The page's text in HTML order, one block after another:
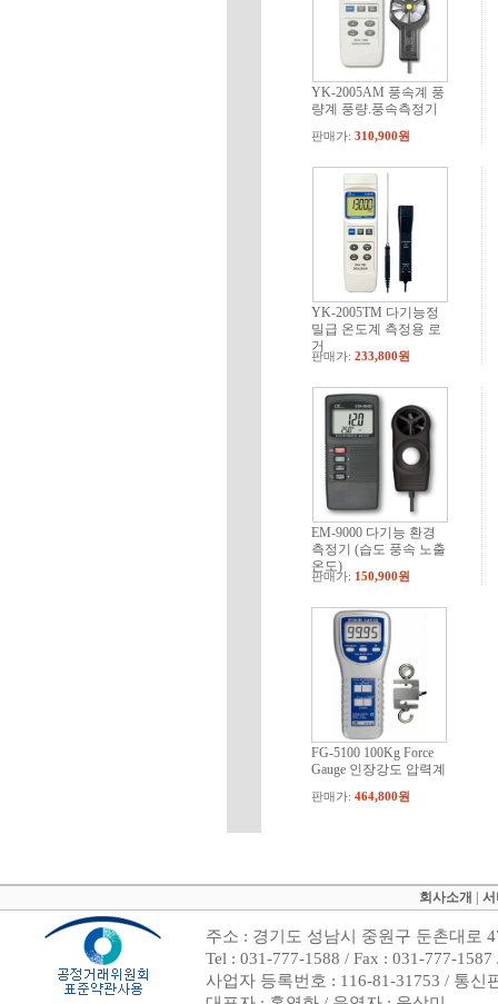
YK-2005AM 풍속계 풍
량계 풍량.풍속측정기
판매가:310,900원
YK-2005TM 다기능정
밀급 온도계 측정용 로
거
판매가:233,800원
EM-9000 다기능 환경
측정기 (습도 풍속 노출
온도)
판매가: 150,900원
FG-5100 100Kg Force
Gauge 인장강도 압력계
판매가: 464,800원
회사소개
주소 : 경기도 성남시 중원구 둔촌대로
Tel : 031-777-1588 / Fax : 031-777-
사업자 등록번호 : 116-81-31753 / 통신